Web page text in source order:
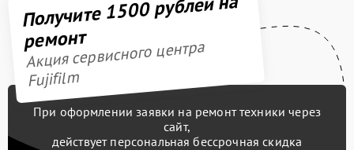
Получите 1500 рублей на
ремонт
Акция сервисного центра
Fujifilm
При оформлении заявки на ремонт техники через
сайт,
действует персональная бессрочная скидка